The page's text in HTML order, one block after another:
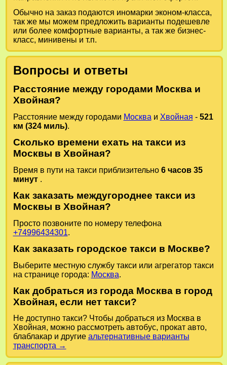
Обычно на заказ подаются иномарки эконом-класса,
так же мы можем предложить варианты подешевле
или более комфортные варианты, а так же бизнес-
класс, минивены и т.п.
Вопросы и ответы
Расстояние между городами Москва и
Хвойная?
Расстояние между городами Москва и Хвойная - 521
км (324 миль).
Сколько времени ехать на такси из
Москвы в Хвойная?
Время в пути на такси приблизительно 6 часов 35
минут .
Как заказать междугороднее такси из
Москвы в Хвойная?
Просто позвоните по номеру телефона
+74996434301.
Как заказать городское такси в Москве?
Выберите местную службу такси или агрегатор такси
на странице города: Москва.
Как добраться из города Москва в город
Хвойная, если нет такси?
Не доступно такси? Чтобы добраться из Москва в
Хвойная, можно рассмотреть автобус, прокат авто,
блаблакар и другие альтернативные варианты
транспорта →